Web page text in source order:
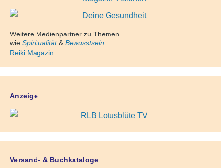
Weitere Medienpartner zu Themen
wie Spiritualität& Bewusstsein:
Reiki Magazin
Anzeige
Versand- & Buchkataloge